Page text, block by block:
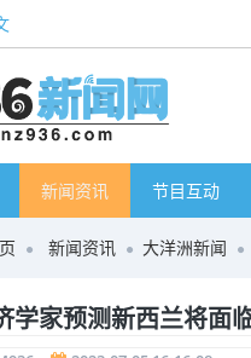
新闻资讯 节目互动
新闻资讯 大洋洲新闻
学家预测新西兰将面